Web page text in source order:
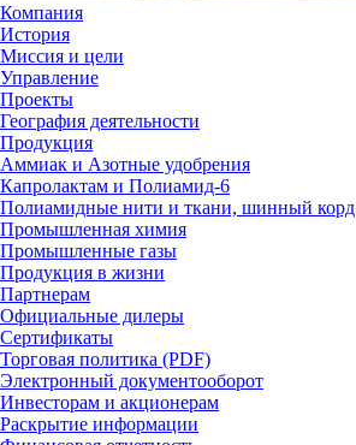
Компания
История
Миссия и цели
Управление
Проекты
География деятельности
Продукция
Аммиак и Азотные удобрения
Капролактам и Полиамид-6
Полиамидные нити и ткани, шинный корд
Промышленная химия
Промышленные газы
Продукция в жизни
Партнерам
Официальные дилеры
Сертификаты
Торговая политика (PDF)
Электронный документооборот
Инвесторам и акционерам
Раскрытие информации